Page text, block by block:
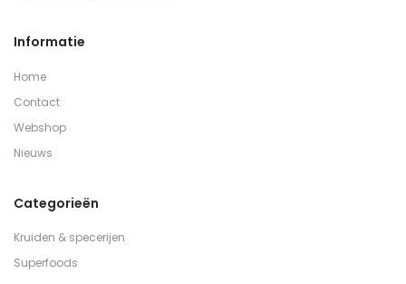
Informatie
Home
Contact
Webshop
Nieuws
Categorieën
Kruiden & specerijen
Superfoods